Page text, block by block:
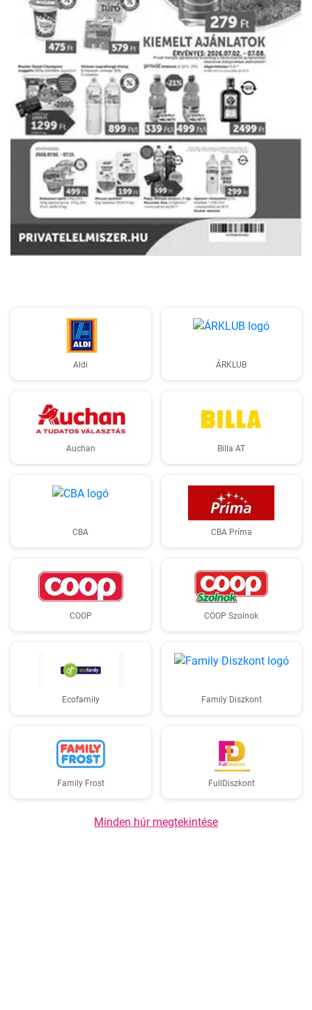
HIRDETŐ
Aldi ÁRKLUB
Auchan Billa AT
CBA CBA Príma
COOP COOP Szolnok
Ecofamily Family Diszkont
Family Frost FullDiszkont
Minden húr megtekintése